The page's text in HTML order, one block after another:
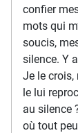
confier
mots qui
soucis,
silence. Y
Je le crois,
le lui
au silence
où tout